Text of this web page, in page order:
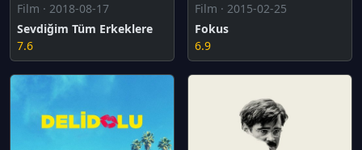
Film · 2018-08-17
Sevdiğim Tüm Erkeklere
7.6
Film · 2015-02-25
Fokus
6.9